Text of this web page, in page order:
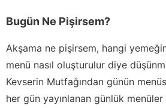
Bugün Ne Pişirsem?
Akşama ne pişirsem, hangi
menü nasıl oluşturulur diye
Kevserin Mutfağından günün
her gün yayınlanan günlük